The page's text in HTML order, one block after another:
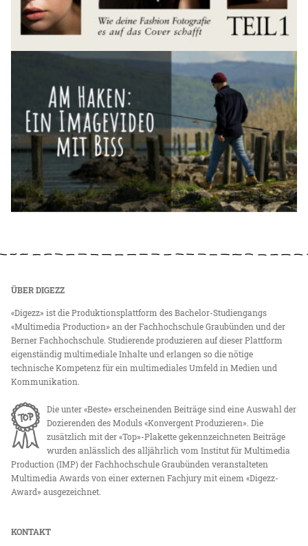
ÜBER DIGEZZ
«Digezz» ist die Produktionsplattform des Bachelor-Studiengangs
«Multimedia Production» an der Fachhochschule Graubünden und der
Berner Fachhochschule. Studierende produzieren auf dieser Plattform
eigenständig multimediale Inhalte und erlangen so die nötige
technische Kompetenz für ein multimediales Umfeld in Medien und
Kommunikation.
Die unter «Beste» erscheinenden Beiträge sind eine Auswahl der
Dozierenden des Moduls «Konvergent Produzieren». Die
zusätzlich mit der «Top»-Plakette gekennzeichneten Beiträge
wurden anlässlich des alljährlich vom Institut für Multimedia
Production (IMP) der Fachhochschule Graubünden veranstalteten
Multimedia Awards von einer externen Fachjury mit einem «Digezz-
Award» ausgezeichnet.
KONTAKT